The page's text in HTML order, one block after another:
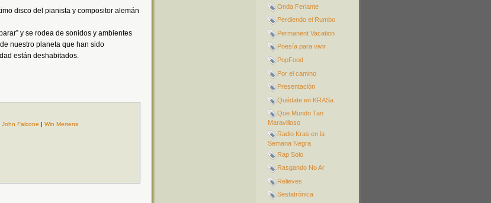
disco del pianista y compositor alemán
y se rodea de sonidos y ambientes
nuestro planeta que han sido
están deshabitados.
John Falcone | Win Mertens
Onda Feriante
Perdiendo el Rumbo
Permanent Vacation
Poesía para vivir
PopFood
Por el camino
Presentación
Quédate en KRASa
Que Mundo Tan
Maravilloso
Radio Kras en la
Semana Negra
Rap Solo
Rasgando No Ar
Relieves
Sestatrónica